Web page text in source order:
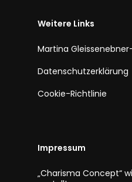
Weitere Links
Martina
Datenschutzerklärung
Cookie-Richtlinie
Impressum
„Charisma Concept“